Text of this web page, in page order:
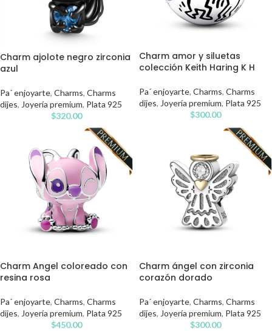
Charm ajolote negro zirconia
azul
Pa´ enjoyarte, Charms, Charms
dijes, Joyería premium, Plata 925
$320.00
Charm amor y siluetas
colección Keith Haring K H
Pa´ enjoyarte, Charms, Charms
dijes, Joyería premium, Plata 925
$300.00
Charm Angel coloreado con
resina rosa
Pa´ enjoyarte, Charms, Charms
dijes, Joyería premium, Plata 925
$450.00
Charm ángel con zirconia
corazón dorado
Pa´ enjoyarte, Charms, Charms
dijes, Joyería premium, Plata 925
$300.00